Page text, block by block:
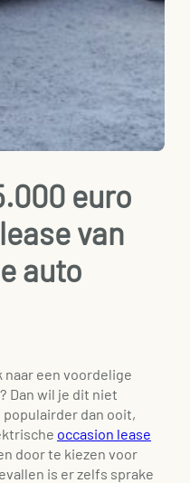
euro
van
auto
naar een voordelige
Dan wil je dit niet
populairder dan ooit,
occasion lease
door te kiezen voor
is er zelfs sprake